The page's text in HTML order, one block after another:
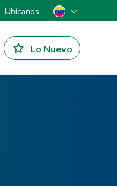
Ubícanos
Lo Nuevo